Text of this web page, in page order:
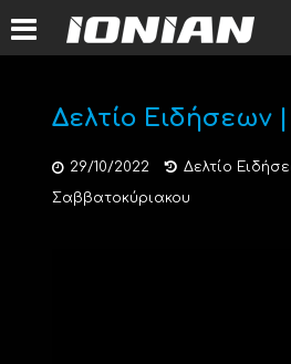
Δελτίο Ειδήσεων |
29/10/2022
Δελτίο
Σαββατοκύριακου